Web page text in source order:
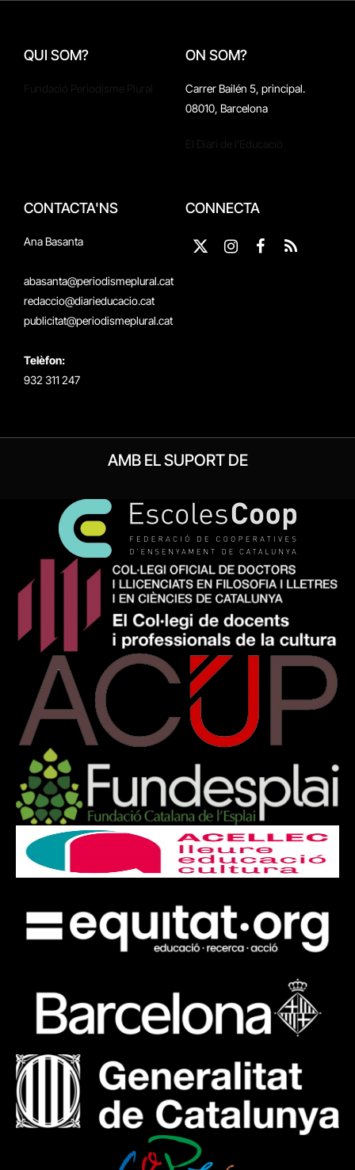
QUI SOM? ON SOM?
Carrer Bailén 5, principal.
08010, Barcelona
CONTACTA'NS
Ana Basanta
abasanta@periodismeplural.cat
redaccio@diarieducacio.cat
publicitat@periodismeplural.cat
Telèfon:
932 311 247
CONNECTA
X
InstagramFacebook
RSS
AMB EL SUPORT DE